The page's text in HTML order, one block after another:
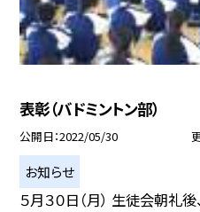
表彰（バドミントン部）
公開日 2022/05/30
お知らせ
５月３０日（月） 生徒会朝礼